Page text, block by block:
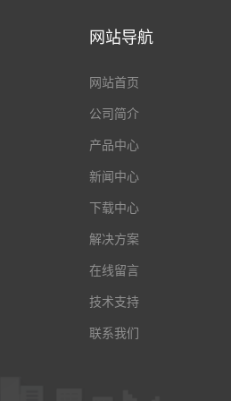
网站导航
网站首页
公司简介
产品中心
新闻中心
下载中心
解决方案
在线留言
技术支持
联系我们